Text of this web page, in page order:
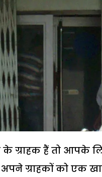
ग्राहक हैं तो आपके
ग्राहकों को एक